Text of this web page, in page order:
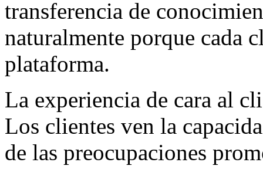
transferencia de
naturalmente porque cada
plataforma.
La experiencia de cara al
Los clientes ven la
de las preocupaciones